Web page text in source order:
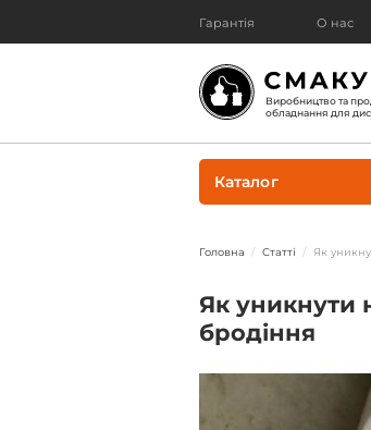
Гарантія О нас
Виробництво та
обладнання для
Каталог
Головна Статті Як
Як уникнути
бродіння